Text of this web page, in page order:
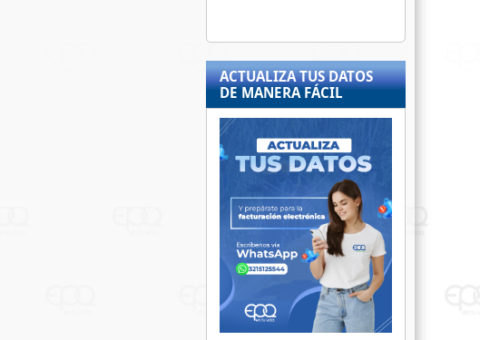
ACTUALIZA TUS DATOS
DE MANERA FÁCIL